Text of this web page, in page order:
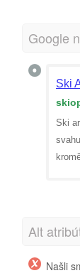
Google
Ski
Ski
Alt
Našli